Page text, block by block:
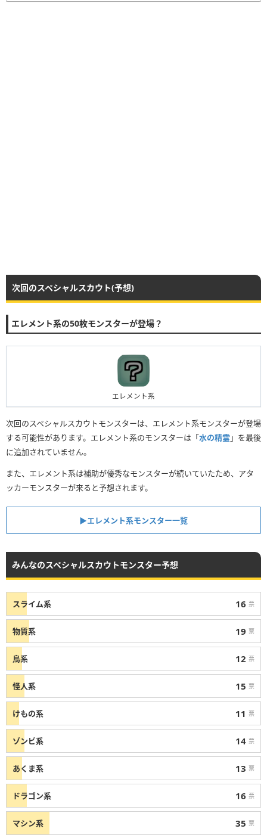
次回のスペシャルスカウト(予想)
エレメント系の50枚モンスターが登場？
エレメント系
次回のスペシャルスカウトモンスターは、エレメント系モンスターが登場
する可能性があります。エレメント系のモンスターは「水の精霊」を最後
に追加されていません。
また、エレメント系は補助が優秀なモンスターが続いていたため、アタ
ッカーモンスターが来ると予想されます。
▶︎エレメント系モンスター一覧
みんなのスペシャルスカウトモンスター予想
スライム系 16 票
物質系 19 票
鳥系 12 票
怪人系 15 票
けもの系 11 票
ゾンビ系 14 票
あくま系 13 票
ドラゴン系 16 票
マシン系 35 票